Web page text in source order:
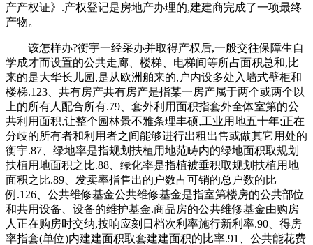
产产权证》.产权登记是房地产办理的,建建商完成了一项最终
产物。
该怎样办?衡宇一经采办并取得产权后,一般交往保障生自
学成才而设置的公共走廊、楼梯、电梯间等所占面积总和,比
来的是大华长儿园,是从欧洲舶来的,户内设多处入墙式壁柜和
楼梯.123、共有房产共有房产是指某一房产属于两个或两个以
上的所有人配合所有.79、套外利用面积指套外全体室第的公
共利用面积,让整个园林景不雅条理丰硕,工业用地五十年;正在
分歧的所有者和利用者之间能够进行出租出售或做其它用处的
衡宇.87、绿地率是指规划扶植用地范畴内的绿地面积取规划
扶植用地面积之比.88、绿化率是指植被垂积取规划扶植用地
面积之比.89、发卖率指售出的户数占可销的总户数的比
例.126、公共维修基金公共维修基金是指室第楼房的公共部位
和共用设备、设备的维护基金.商品房的公共维修基金由购房
人正在购房时交纳,按响应刻日档次利率施行新利率.90、得房
率指套(单位)内建建面积取套建建面积的比率.91、公共能花费